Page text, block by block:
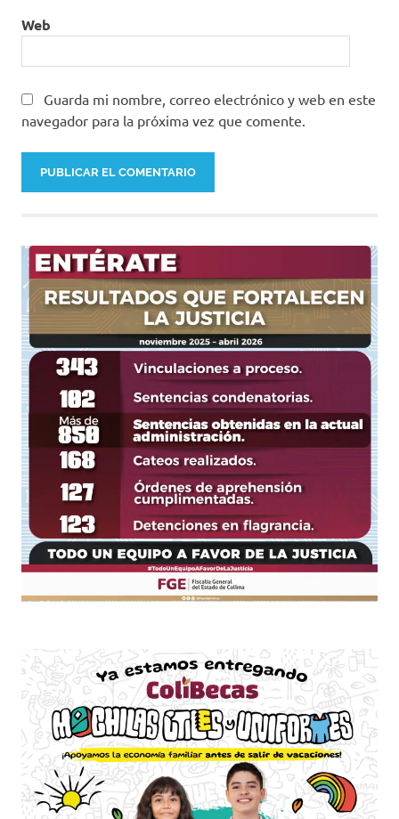
Web
Guarda mi nombre, correo electrónico y web en este
navegador para la próxima vez que comente.